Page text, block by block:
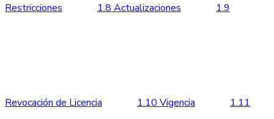
Restricciones 1.8 Actualizaciones 1.9
Revocación de Licencia 1.10 Vigencia 1.11